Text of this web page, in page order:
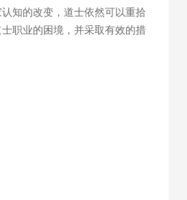
知的改变，道士依然可以重拾
职业的困境，并采取有效的措